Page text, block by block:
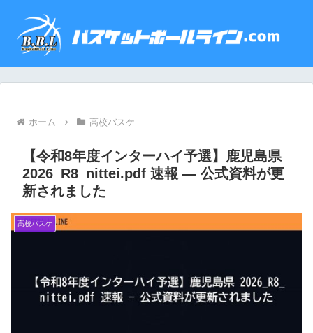
ホーム 高校バスケ
【令和8年度インターハイ予選】鹿児島県
2026_R8_nittei.pdf 速報 — 公式資料が更
新されました
高校バスケ